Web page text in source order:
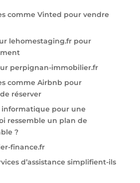
comme Vinted pour vendre
lehomestaging.fr pour
perpignan-immobilier.fr
comme Airbnb pour
réserver
informatique pour une
ressemble un plan de
?
finance.fr
d’assistance simplifient-ils